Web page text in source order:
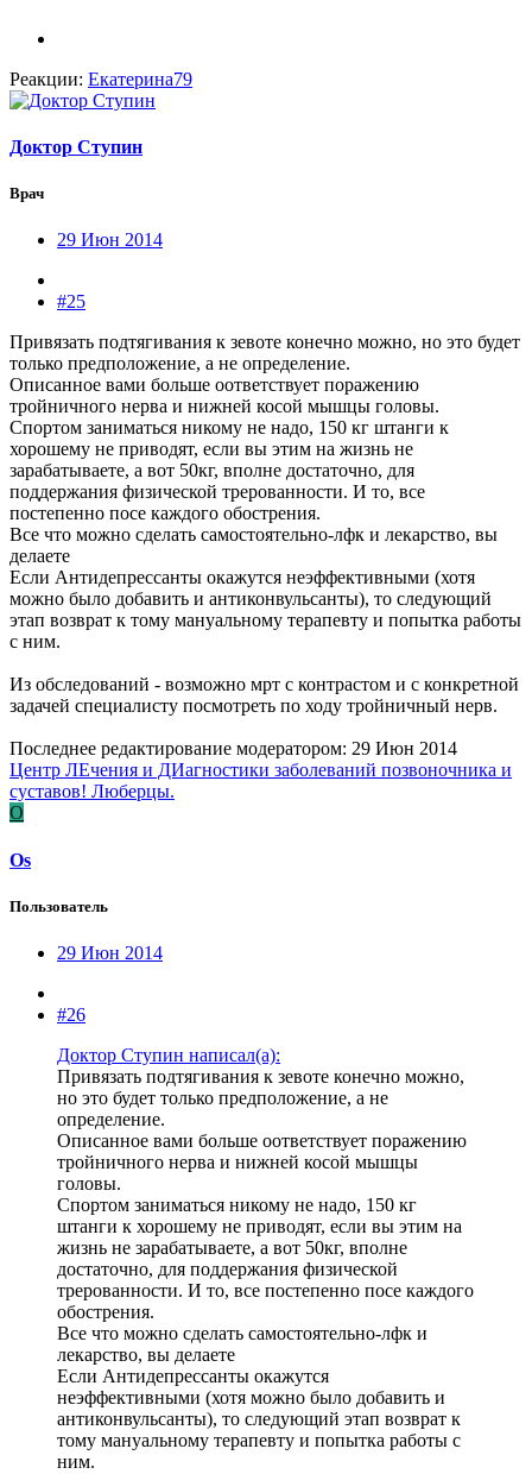
Реакции: Екатерина79
Доктор Ступин
Врач
29 Июн 2014
#25
Привязать подтягивания к зевоте конечно можно, но это будет
только предположение, а не определение.
Описанное вами больше оответствует поражению
тройничного нерва и нижней косой мышцы головы.
Спортом заниматься никому не надо, 150 кг штанги к
хорошему не приводят, если вы этим на жизнь не
зарабатываете, а вот 50кг, вполне достаточно, для
поддержания физической трерованности. И то, все
постепенно посе каждого обострения.
Все что можно сделать самостоятельно-лфк и лекарство, вы
делаете
Если Антидепрессанты окажутся неэффективными (хотя
можно было добавить и антиконвульсанты), то следующий
этап возврат к тому мануальному терапевту и попытка работы
с ним.
Из обследований - возможно мрт с контрастом и с конкретной
задачей специалисту посмотреть по ходу тройничный нерв.
Последнее редактирование модератором: 29 Июн 2014
Центр ЛЕчения и ДИагностики заболеваний позвоночника и
суставов! Люберцы.
O
Os
Пользователь
29 Июн 2014
#26
Доктор Ступин написал(а):
Привязать подтягивания к зевоте конечно можно,
но это будет только предположение, а не
определение.
Описанное вами больше оответствует поражению
тройничного нерва и нижней косой мышцы
головы.
Спортом заниматься никому не надо, 150 кг
штанги к хорошему не приводят, если вы этим на
жизнь не зарабатываете, а вот 50кг, вполне
достаточно, для поддержания физической
трерованности. И то, все постепенно посе каждого
обострения.
Все что можно сделать самостоятельно-лфк и
лекарство, вы делаете
Если Антидепрессанты окажутся
неэффективными (хотя можно было добавить и
антиконвульсанты), то следующий этап возврат к
тому мануальному терапевту и попытка работы с
ним.